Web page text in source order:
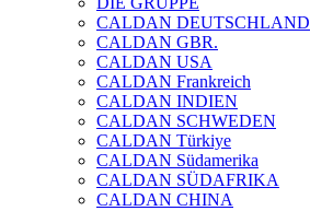
CALDAN DEUTSCHLAND
CALDAN GBR.
CALDAN USA
CALDAN Frankreich
CALDAN INDIEN
CALDAN SCHWEDEN
CALDAN Türkiye
CALDAN Südamerika
CALDAN SÜDAFRIKA
CALDAN CHINA